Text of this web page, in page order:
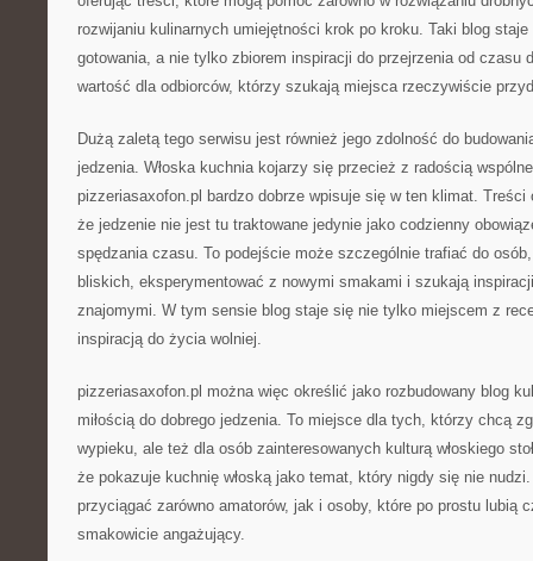
rozwijaniu kulinarnych umiejętności krok po kroku. Taki blog
gotowania, a nie tylko zbiorem inspiracji do przejrzenia od czasu
wartość dla odbiorców, którzy szukają miejsca rzeczywiście
Dużą zaletą tego serwisu jest również jego zdolność do
jedzenia. Włoska kuchnia kojarzy się przecież z radością
pizzeriasaxofon.pl bardzo dobrze wpisuje się w ten klimat. Treści
że jedzenie nie jest tu traktowane jedynie jako codzienny
spędzania czasu. To podejście może szczególnie trafiać do
bliskich, eksperymentować z nowymi smakami i szukają
znajomymi. W tym sensie blog staje się nie tylko miejscem z
inspiracją do życia wolniej.
pizzeriasaxofon.pl można więc określić jako rozbudowany blog
miłością do dobrego jedzenia. To miejsce dla tych, którzy chcą
wypieku, ale też dla osób zainteresowanych kulturą włoskiego
że pokazuje kuchnię włoską jako temat, który nigdy się nie
przyciągać zarówno amatorów, jak i osoby, które po prostu lubią
smakowicie angażujący.